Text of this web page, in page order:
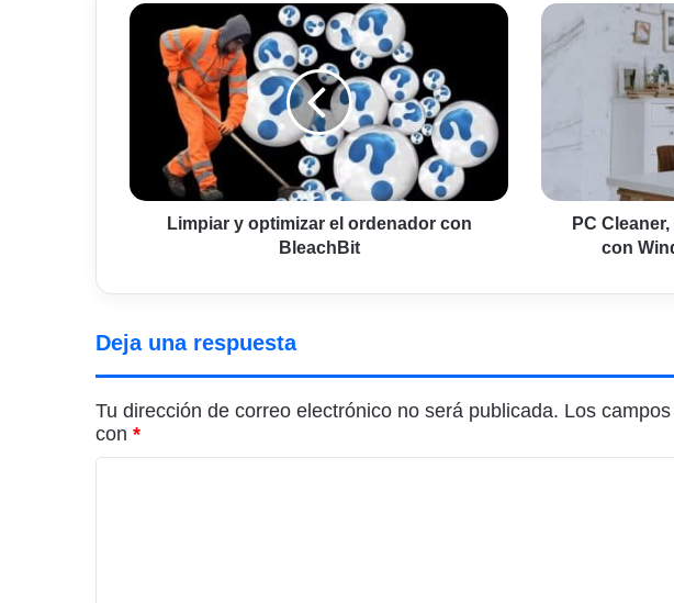
Limpiar
optimizar
ordenador
BleachBit
Limpiar y optimizar el ordenador con
BleachBit
PC
Cleaner,
para
ordenador
con
Windows
en
unos
minutos
PC
con
Deja una respuesta
Tu dirección de correo electrónico no será publicada. Los
con *